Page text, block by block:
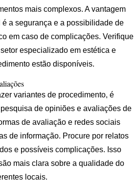
mais complexos. A vantagem
a segurança e a possibilidade de
em caso de complicações. Verifique
especializado em estética e
estão disponíveis.
variantes de procedimento, é
de opiniões e avaliações de
de avaliação e redes sociais
de informação. Procure por relatos
e possíveis complicações. Isso
mais clara sobre a qualidade do
locais.